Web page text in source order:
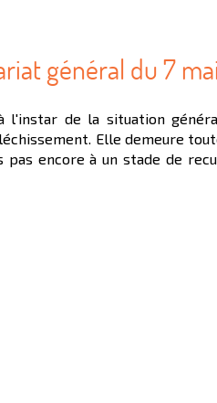
général du 7
l'instar de la situation
Elle demeure
pas encore à un stade de